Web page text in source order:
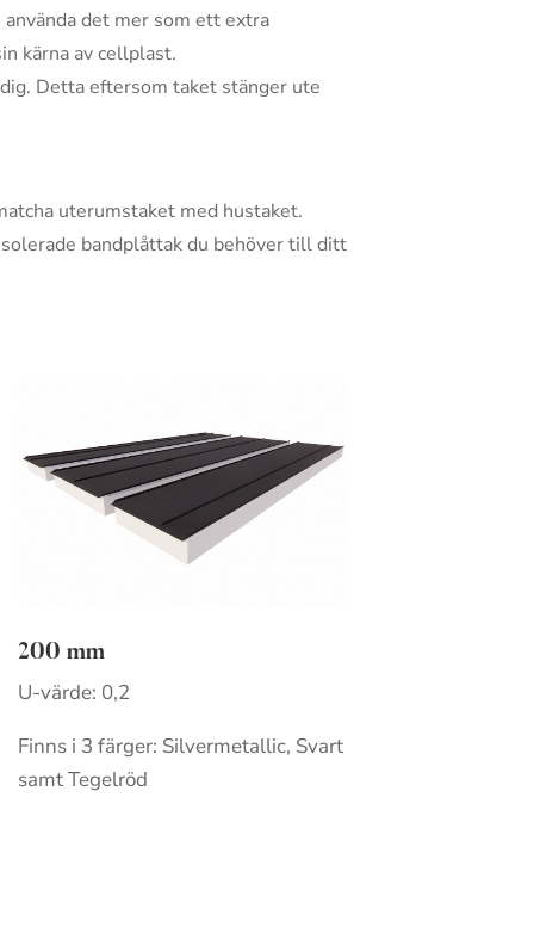
det mer som ett extra
kärna av cellplast.
Detta eftersom taket stänger ute
uterumstaket med hustaket.
bandplåttak du behöver till ditt
200 mm
U-värde: 0,2
Finns i 3 färger: Silvermetallic, Svart
samt Tegelröd